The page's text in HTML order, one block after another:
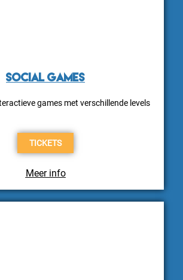
Social Games
games met verschillende levels
TICKETS
Meer info